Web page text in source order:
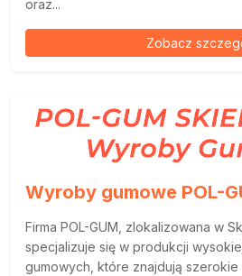
oraz...
Zobacz
Wyroby gumowe POL-
Firma POL-GUM, zlokalizowana w
specjalizuje się w produkcji
gumowych, które znajdują